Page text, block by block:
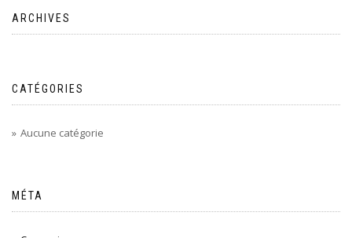
ARCHIVES
CATÉGORIES
Aucune catégorie
MÉTA